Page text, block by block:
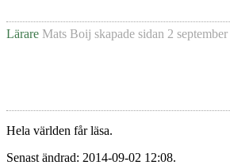
Lärare Mats Boij skapade sidan 2
Hela världen får läsa.
Senast ändrad: 2014-09-02 12:08.